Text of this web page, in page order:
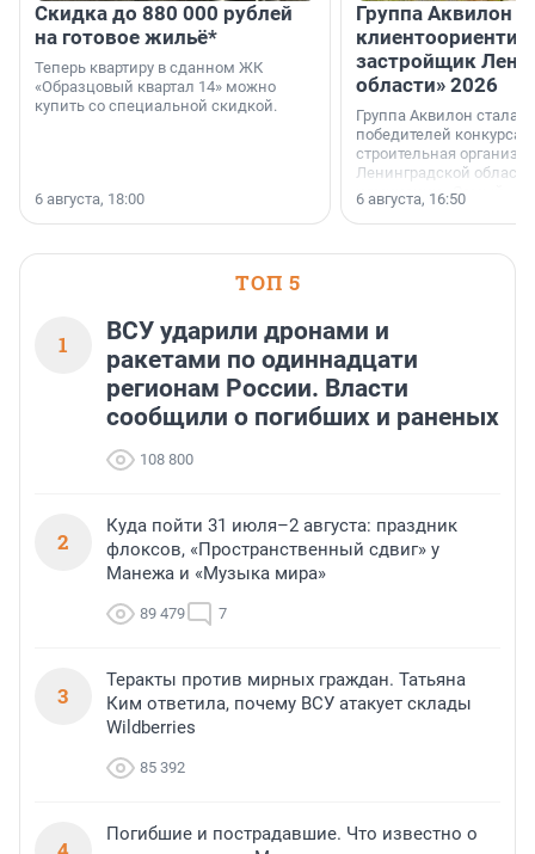
Скидка до 880 000 рублей
на готовое жильё*
Теперь квартиру в сданном ЖК
«Образцовый квартал 14» можно
купить со специальной скидкой.
6 августа, 18:00
Группа Аквилон
застройщик
области» 2026
Группа Аквилон стала
победителей конкурса
строительная
Ленинградской области
номинации «Самый
застройщик
области».
6 августа, 16:50
ТОП 5
1
ВСУ ударили дронами и
ракетами по одиннадцати
регионам России. Власти
сообщили о погибших и раненых
108 800
2
Куда пойти 31 июля–2 августа: праздник
флоксов, «Пространственный сдвиг» у
Манежа и «Музыка мира»
89 479 7
3
Теракты против мирных граждан. Татьяна
Ким ответила, почему ВСУ атакует склады
Wildberries
85 392
Погибшие и пострадавшие. Что известно о